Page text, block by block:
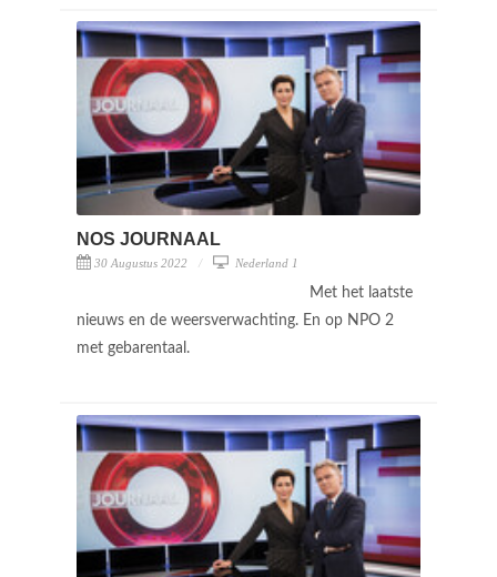
NOS JOURNAAL
30 Augustus 2022 Nederland 1
Met het laatste
nieuws en de weersverwachting. En op NPO 2
met gebarentaal.